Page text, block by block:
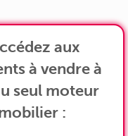
aux
à vendre à
seul moteur
: